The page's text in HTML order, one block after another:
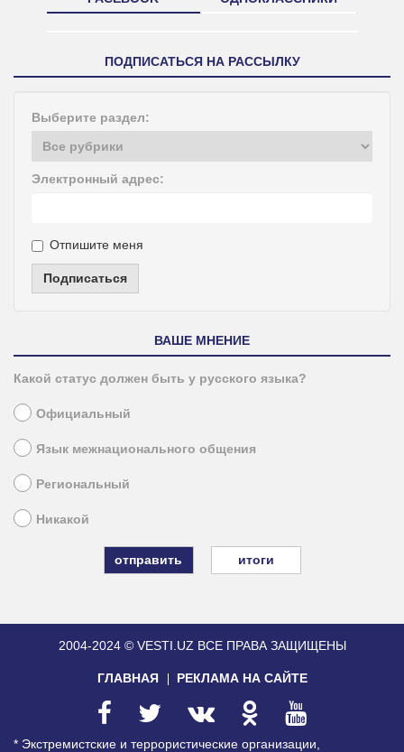
ПОДПИСАТЬСЯ НА РАССЫЛКУ
Выберите раздел:
Электронный адрес:
Отпишите меня
Подписаться
ВАШЕ МНЕНИЕ
Какой статус должен быть у русского языка?
Официальный
Язык межнационального общения
Региональный
Никакой
итоги
2004-2024 © VESTI.UZ ВСЕ ПРАВА ЗАЩИЩЕНЫ
ГЛАВНАЯ РЕКЛАМА НА САЙТЕ
* Экстремистские и террористические организации,